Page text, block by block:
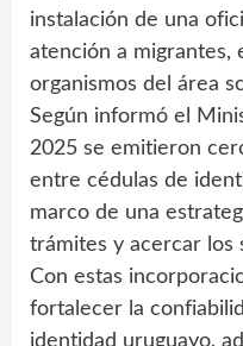
instalación de una
atención a migrantes,
organismos del área
Según informó el
2025 se emitieron
entre cédulas de
marco de una
trámites y acercar los
Con estas
fortalecer la
identidad uruguayo,